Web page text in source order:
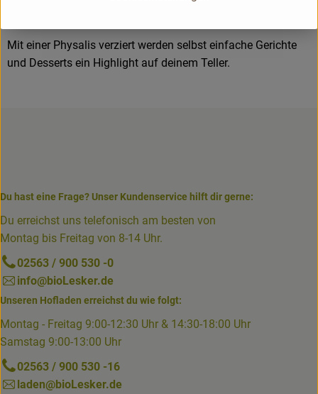
Mit einer Physalis verziert werden selbst einfache Gerichte
und Desserts ein Highlight auf deinem Teller.
Du hast eine Frage? Unser Kundenservice hilft dir gerne:
Du erreichst uns telefonisch am besten von
Montag bis Freitag von 8-14 Uhr.
02563 / 900 530 -0
info@bioLesker.de
Unseren Hofladen erreichst du wie folgt:
Montag - Freitag 9:00-12:30 Uhr & 14:30-18:00 Uhr
Samstag 9:00-13:00 Uhr
02563 / 900 530 -16
laden@bioLesker.de